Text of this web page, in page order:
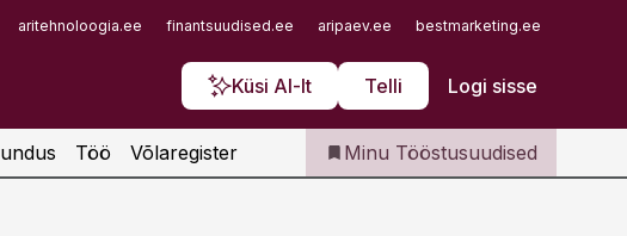
aritehnoloogia.ee finantsuudised.ee aripaev.ee bestmarketing.ee
Küsi AI-lt Telli Logi sisse
Iseteenindus
Telli Tööstusuudised
Töö Võlaregister Minu Tööstusuudised